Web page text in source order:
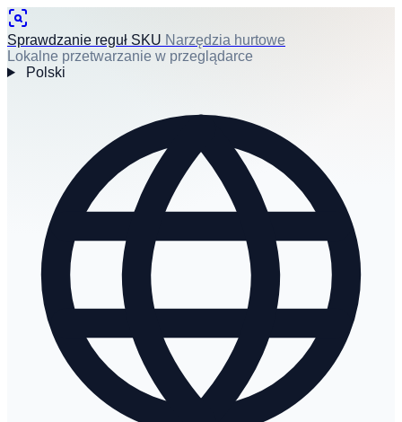
Sprawdzanie reguł SKU Narzędzia hurtowe
Lokalne przetwarzanie w przeglądarce
Polski